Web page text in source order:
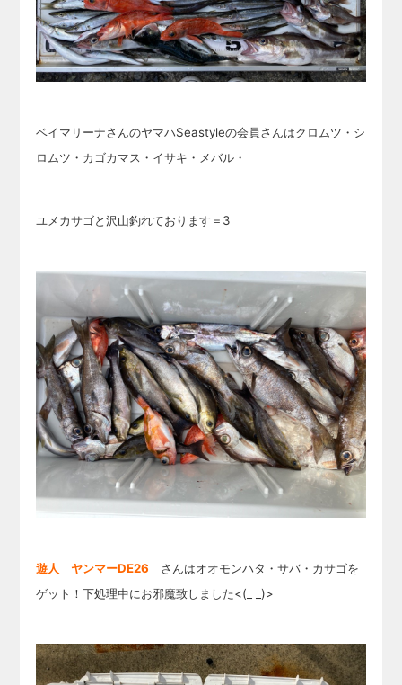
ベイマリーナさんのヤマハSeastyleの会員さんはクロムツ・シ
ロムツ・カゴカマス・イサキ・メバル・
ユメカサゴと沢山釣れております＝3
遊人 ヤンマーDE26 さんはオオモンハタ・サバ・カサゴを
ゲット！下処理中にお邪魔致しました<(_ _)>